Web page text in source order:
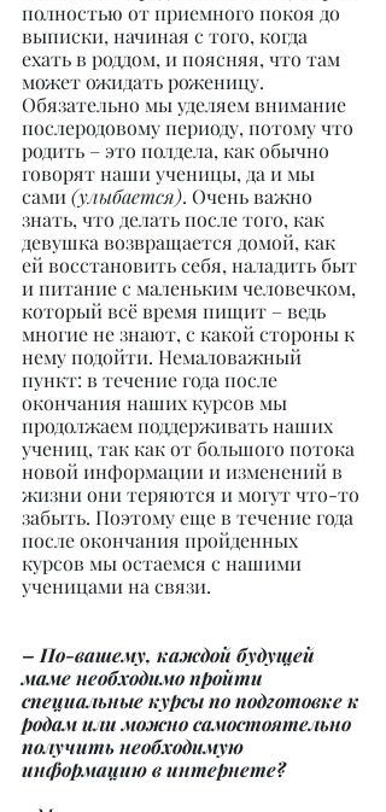
полностью от приемного покоя до
выписки, начиная с того, когда
ехать в роддом, и поясняя, что там
может ожидать роженицу.
Обязательно мы уделяем внимание
послеродовому периоду, потому что
родить – это полдела, как обычно
говорят наши ученицы, да и мы
сами (улыбается). Очень важно
знать, что делать после того, как
девушка возвращается домой, как
ей восстановить себя, наладить быт
и питание с маленьким человечком,
который всё время пищит – ведь
многие не знают, с какой стороны к
нему подойти. Немаловажный
пункт: в течение года после
окончания наших курсов мы
продолжаем поддерживать наших
учениц, так как от большого потока
новой информации и изменений в
жизни они теряются и могут что-то
забыть. Поэтому еще в течение года
после окончания пройденных
курсов мы остаемся с нашими
ученицами на связи.
– По-вашему, каждой будущей
маме необходимо пройти
специальные курсы по подготовке к
родам или можно самостоятельно
получить необходимую
информацию в интернете?